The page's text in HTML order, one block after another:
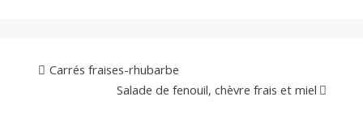
Carrés fraises-rhubarbe
Salade de fenouil, chèvre frais et miel